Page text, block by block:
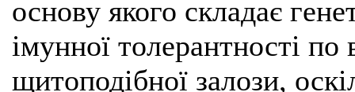
основу якого складає
імунної толерантності
щитоподібної залози,